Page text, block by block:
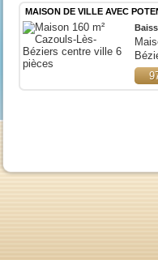
MAISON DE VILLE AVEC